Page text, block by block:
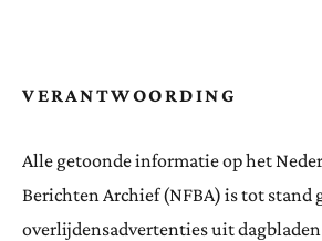
VERANTWOORDING
Alle getoonde informatie op het
Berichten Archief (NFBA) is tot stand
overlijdensadvertenties uit